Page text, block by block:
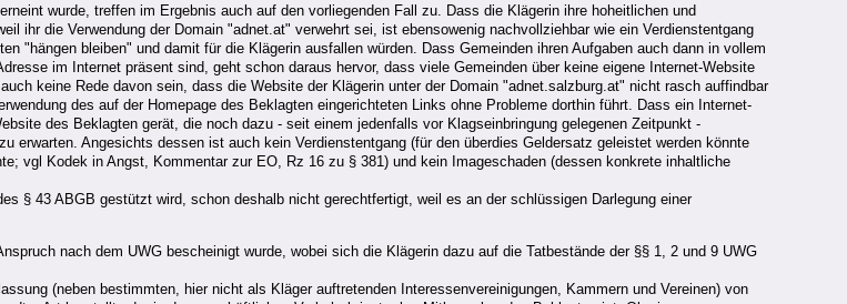
wurde, treffen im Ergebnis auch auf den vorliegenden Fall zu. Dass die Klägerin ihre hoheitlichen und
ihr die Verwendung der Domain "adnet.at" verwehrt sei, ist ebensowenig nachvollziehbar wie ein Verdienstentgang
"hängen bleiben" und damit für die Klägerin ausfallen würden. Dass Gemeinden ihren Aufgaben auch dann in vollem
im Internet präsent sind, geht schon daraus hervor, dass viele Gemeinden über keine eigene Internet-Website
keine Rede davon sein, dass die Website der Klägerin unter der Domain "adnet.salzburg.at" nicht rasch auffindbar
des auf der Homepage des Beklagten eingerichteten Links ohne Probleme dorthin führt. Dass ein Internet-
des Beklagten gerät, die noch dazu - seit einem jedenfalls vor Klagseinbringung gelegenen Zeitpunkt -
Angesichts dessen ist auch kein Verdienstentgang (für den überdies Geldersatz geleistet werden könnte
vgl Kodek in Angst, Kommentar zur EO, Rz 16 zu § 381) und kein Imageschaden (dessen konkrete inhaltliche
§ 43 ABGB gestützt wird, schon deshalb nicht gerechtfertigt, weil es an der schlüssigen Darlegung einer
nach dem UWG bescheinigt wurde, wobei sich die Klägerin dazu auf die Tatbestände der §§ 1, 2 und 9 UWG
(neben bestimmten, hier nicht als Kläger auftretenden Interessenvereinigungen, Kammern und Vereinen) von